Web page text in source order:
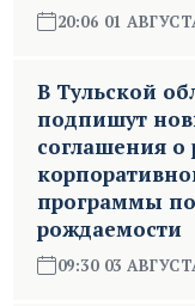
20:06 01
В Тульской
подпишут
соглашения о
программы
рождаемости
09:30 03